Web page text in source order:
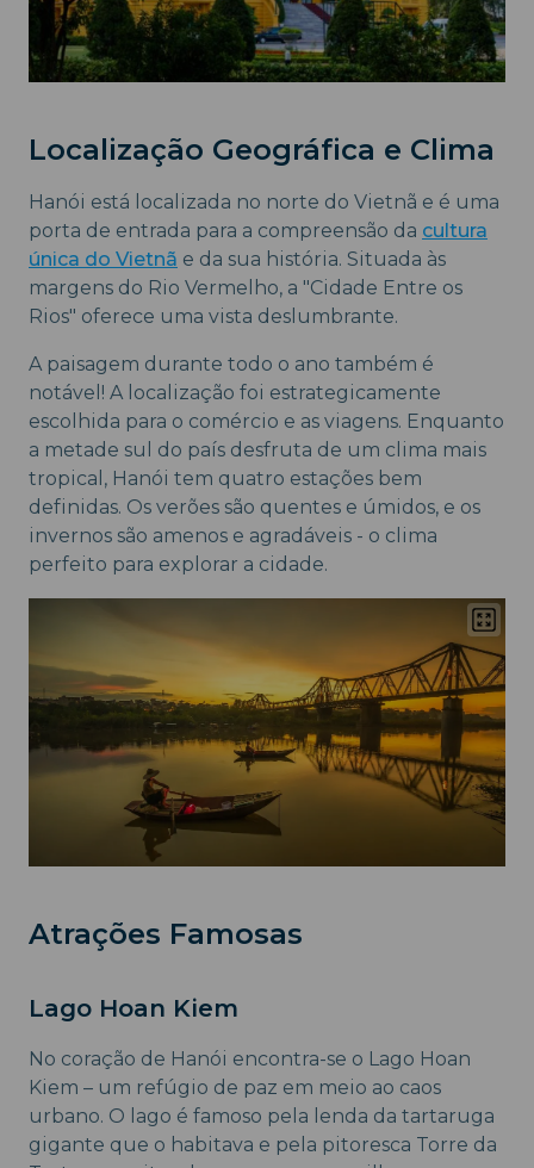
Localização Geográfica e Clima
Hanói está localizada no norte do Vietnã e é uma
porta de entrada para a compreensão da cultura
única do Vietnã e da sua história. Situada às
margens do Rio Vermelho, a "Cidade Entre os
Rios" oferece uma vista deslumbrante.
A paisagem durante todo o ano também é
notável! A localização foi estrategicamente
escolhida para o comércio e as viagens. Enquanto
a metade sul do país desfruta de um clima mais
tropical, Hanói tem quatro estações bem
definidas. Os verões são quentes e úmidos, e os
invernos são amenos e agradáveis - o clima
perfeito para explorar a cidade.
Atrações Famosas
Lago Hoan Kiem
No coração de Hanói encontra-se o Lago Hoan
Kiem – um refúgio de paz em meio ao caos
urbano. O lago é famoso pela lenda da tartaruga
gigante que o habitava e pela pitoresca Torre da